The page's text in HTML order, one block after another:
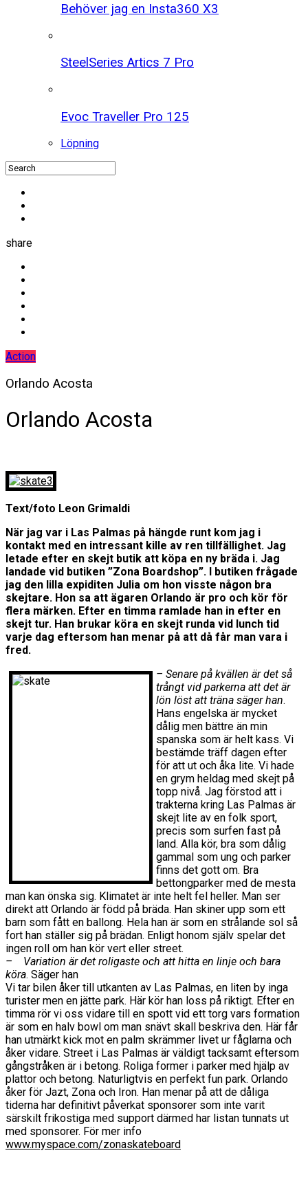
Behöver jag en Insta360 X3
SteelSeries Artics 7 Pro
Evoc Traveller Pro 125
Löpning
share
Action
Orlando Acosta
Orlando Acosta
Text/foto Leon Grimaldi
När jag var i Las Palmas på hängde runt kom jag i
kontakt med en intressant kille av ren tillfällighet. Jag
letade efter en skejt butik att köpa en ny bräda i. Jag
landade vid butiken ”Zona Boardshop”. I butiken frågade
jag den lilla expiditen Julia om hon visste någon bra
skejtare. Hon sa att ägaren Orlando är pro och kör för
flera märken. Efter en timma ramlade han in efter en
skejt tur. Han brukar köra en skejt runda vid lunch tid
varje dag eftersom han menar på att då får man vara i
fred.
– Senare på kvällen är det så
trångt vid parkerna att det är
lön löst att träna säger han.
Hans engelska är mycket
dålig men bättre än min
spanska som är helt kass. Vi
bestämde träff dagen efter
för att ut och åka lite. Vi hade
en grym heldag med skejt på
topp nivå. Jag förstod att i
trakterna kring Las Palmas är
skejt lite av en folk sport,
precis som surfen fast på
land. Alla kör, bra som dålig
gammal som ung och parker
finns det gott om. Bra
bettongparker med de mesta
man kan önska sig. Klimatet är inte helt fel heller. Man ser
direkt att Orlando är född på bräda. Han skiner upp som ett
barn som fått en ballong. Hela han är som en strålande sol så
fort han ställer sig på brädan. Enligt honom själv spelar det
ingen roll om han kör vert eller street.
– Variation är det roligaste och att hitta en linje och bara
köra. Säger han
Vi tar bilen åker till utkanten av Las Palmas, en liten by inga
turister men en jätte park. Här kör han loss på riktigt. Efter en
timma rör vi oss vidare till en spott vid ett torg vars formation
är som en halv bowl om man snävt skall beskriva den. Här får
han utmärkt kick mot en palm skrämmer livet ur fåglarna och
åker vidare. Street i Las Palmas är väldigt tacksamt eftersom
gångstråken är i betong. Roliga former i parker med hjälp av
plattor och betong. Naturligtvis en perfekt fun park. Orlando
åker för Jazt, Zona och Iron. Han menar på att de dåliga
tiderna har definitivt påverkat sponsorer som inte varit
särskilt frikostiga med support därmed har listan tunnats ut
med sponsorer. För mer info
www.myspace.com/zonaskateboard